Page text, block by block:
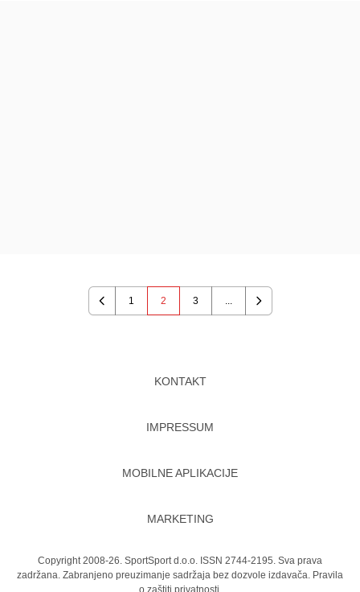
Previous
1 2 3 ...
Next
KONTAKT
IMPRESSUM
MOBILNE APLIKACIJE
MARKETING
Copyright 2008-26. SportSport d.o.o. ISSN 2744-2195. Sva prava
zadržana. Zabranjeno preuzimanje sadržaja bez dozvole izdavača. Pravila
o zaštiti privatnosti.